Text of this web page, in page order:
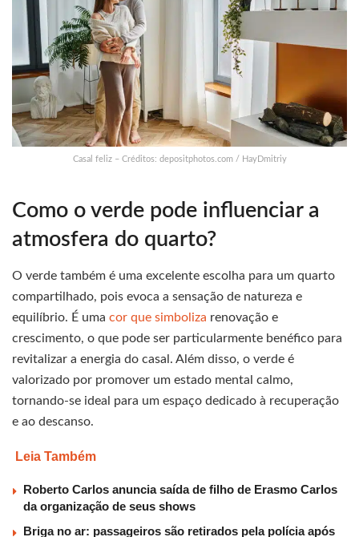
Casal feliz – Créditos: depositphotos.com / HayDmitriy
Como o verde pode influenciar a
atmosfera do quarto?
O verde também é uma excelente escolha para um quarto
compartilhado, pois evoca a sensação de natureza e
equilíbrio. É uma cor que simboliza renovação e
crescimento, o que pode ser particularmente benéfico para
revitalizar a energia do casal. Além disso, o verde é
valorizado por promover um estado mental calmo,
tornando-se ideal para um espaço dedicado à recuperação
e ao descanso.
Leia Também
Roberto Carlos anuncia saída de filho de Erasmo Carlos
da organização de seus shows
Briga no ar: passageiros são retirados pela polícia após